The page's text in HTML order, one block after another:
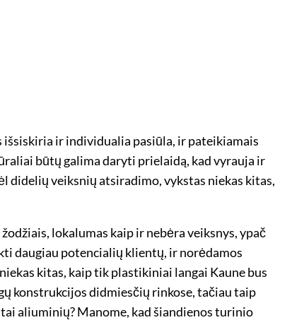
išsiskiria ir individualia pasiūla, ir pateikiamais
būtų galima daryti prielaidą, kad vyrauja ir
didelių veiksnių atsiradimo, vykstas niekas kitas,
lokalumas kaip ir nebėra veiksnys, ypač
daugiau potencialių klientų, ir norėdamos
kitas, kaip tik plastikiniai langai Kaune bus
konstrukcijos didmiesčių rinkose, tačiau taip
aliuminių? Manome, kad šiandienos turinio